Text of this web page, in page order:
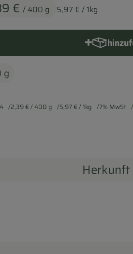
€ / 400 g 5,97 € / 1kg
g
2,39 €/ 400 g 5,97 €/ 1kg 7% MwSt
Herkunft